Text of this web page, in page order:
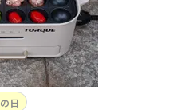
日